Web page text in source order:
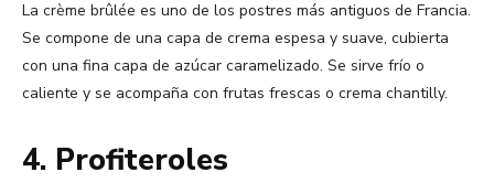
La crème brûlée es uno de los postres más antiguos de Francia.
Se compone de una capa de crema espesa y suave, cubierta
con una fina capa de azúcar caramelizado. Se sirve frío o
caliente y se acompaña con frutas frescas o crema chantilly.
4. Profiteroles